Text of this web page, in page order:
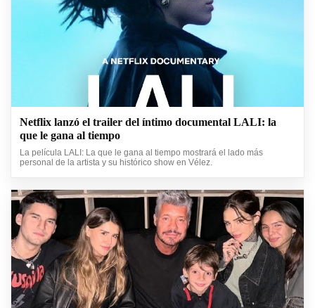
Netflix lanzó el trailer del íntimo documental LALI: la
que le gana al tiempo
La película LALI: La que le gana al tiempo mostrará el lado más
personal de la artista y su histórico show en Vélez.